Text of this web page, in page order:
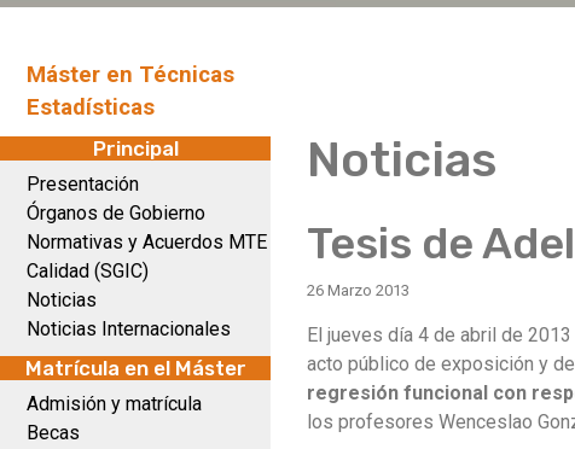
Máster en Técnicas
Estadísticas
Principal
Presentación
Órganos de Gobierno
Normativas y Acuerdos MTE
Calidad (SGIC)
Noticias
Noticias Internacionales
Matrícula en el Máster
Admisión y matrícula
Becas
Noticias
Tesis de
26 Marzo 2013
El jueves día 4 de abril de
acto público de exposición y
regresión funcional con
los profesores Wenceslao